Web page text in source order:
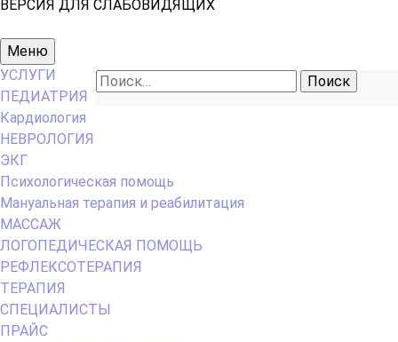
ВЕРСИЯ ДЛЯ СЛАБОВИДЯЩИХ
Основное
меню
Меню
Найти:
УСЛУГИ
ПЕДИАТРИЯ
Кардиология
НЕВРОЛОГИЯ
ЭКГ
Психологическая помощь
Мануальная терапия и реабилитация
МАССАЖ
ЛОГОПЕДИЧЕСКАЯ ПОМОЩЬ
РЕФЛЕКСОТЕРАПИЯ
ТЕРАПИЯ
СПЕЦИАЛИСТЫ
ПРАЙС